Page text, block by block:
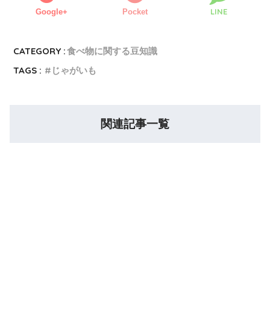
Google+ Pocket LINE
CATEGORY :食べ物に関する豆知識
TAGS :
じゃがいも
関連記事一覧